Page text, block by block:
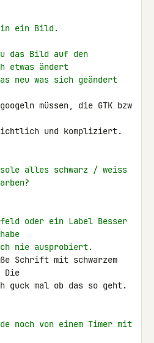
in ein Bild.
das Bild auf den
etwas ändert
neu was sich geändert
müssen, die GTK bzw
und kompliziert.
alles schwarz / weiss
oder ein Label Besser
nie ausprobiert.
Schrift mit schwarzem
Die
mal ob das so geht.
noch von einem Timer mit